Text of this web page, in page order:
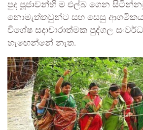
පුද පූජාවන්හි ම එල්බ ගෙන
නොමැත්තවුන්ට සහ සෙසු
විශේෂ සදාචාරාත්මක පුද්ගල
හැඟෙන්නේ නැත.